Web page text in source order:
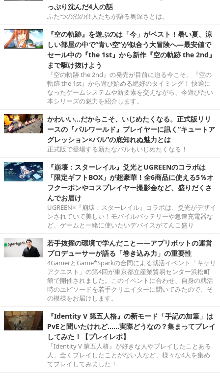
っぷり沈んだ4人の話
ふたつの沼の住人たちが語る奥深さとは。
『空の軌跡』を遊ぶのは「今」がベスト！暑い夏、涼
しい部屋の中で“青い空”が似合う大冒険へ―最安値で
セール中の『the 1st』から新作『空の軌跡 the 2nd』
まで駆け抜けよう
『空の軌跡 the 2nd』の発売が目前に迫る今こそ、『空の
軌跡 the 1st』から遊び始める絶好のタイミング！ 快適に
なったゲームシステムや新要素を交えながら、今遊びたい
本シリーズの魅力を紹介します。
かわいい…だからこそ、いじめたくなる。正式版リリ
ースの『パルワールド』プレイヤーに訊く“キュートア
グレッション×パル”の底知れぬ魅力とは
正式版で登場する新たなパルもいじめたくなる！
『崩壊：スターレイル』爻光とUGREENのコラボは
「限定ギフトBOX」が超豪華！全6商品に使える5％オ
フクーポンやコスプレイヤー撮影会など、盛りだくさ
んでお届け
UGREEN×『崩壊：スターレイル』コラボは、爻光がデザイ
ンされていて美しい！モバイルバッテリーや急速充電器な
ど、ゲームと一緒に使いたいデバイスがてんこ盛り
若手抜擢の環境で学んだこと――アプリボットの運営
プロデューサーが語る「巻き込み力」の重要性
4GamerとGame*Sparkの合同による就活イベント「キャリ
アクエスト」の第4回が東京都立産業貿易センター浜松町
館で開催されました。このイベントに合わせ、自身の就活
時のエピソードを若手クリエイターに聞いてみたので、そ
の模様をお届けします。
『Identity V 第五人格』の新モード「手記の加筆」は
PvEと聞いたけれど……実際どうなの？集まってプレイ
してみた！【プレイレポ】
『Identity V 第五人格』が好きな人やプレイしたことある
人、全くプレイしたことがない人など、様々な4人を集め
てプレイしてみました！